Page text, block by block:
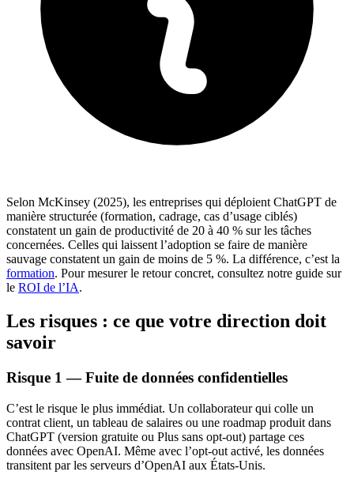
Selon McKinsey (2025), les entreprises qui déploient ChatGPT de
manière structurée (formation, cadrage, cas d’usage ciblés)
constatent un gain de productivité de 20 à 40 % sur les tâches
concernées. Celles qui laissent l’adoption se faire de manière
sauvage constatent un gain de moins de 5 %. La différence, c’est la
formation. Pour mesurer le retour concret, consultez notre guide sur
le ROI de l’IA.
Les risques : ce que votre direction doit
savoir
Risque 1 — Fuite de données confidentielles
C’est le risque le plus immédiat. Un collaborateur qui colle un
contrat client, un tableau de salaires ou une roadmap produit dans
ChatGPT (version gratuite ou Plus sans opt-out) partage ces
données avec OpenAI. Même avec l’opt-out activé, les données
transitent par les serveurs d’OpenAI aux États-Unis.